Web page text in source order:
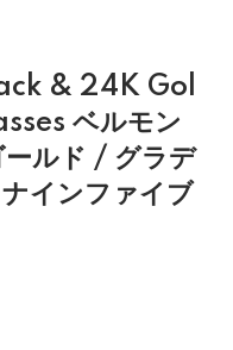
& 24K Gol
ベルモン
ルド / グラデ
インファイブ